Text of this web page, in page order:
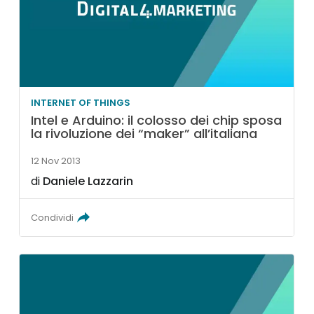
INTERNET OF THINGS
Intel e Arduino: il colosso dei chip sposa
la rivoluzione dei “maker” all’italiana
12 Nov 2013
di Daniele Lazzarin
Condividi